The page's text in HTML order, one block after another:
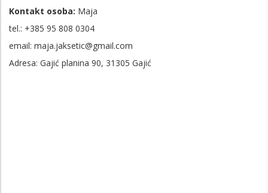
Kontakt osoba: Maja
tel.: +385 95 808 0304
email: maja.jaksetic@gmail.com
Adresa: Gajić planina 90, 31305 Gajić